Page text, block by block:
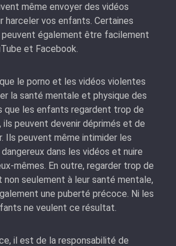
même envoyer des vidéos
harceler vos enfants. Certaines
également être facilement
et Facebook.
le porno et les vidéos violentes
la santé mentale et physique des
que les enfants regardent trop de
ils peuvent devenir déprimés et de
Ils peuvent même intimider les
dans les vidéos et nuire
mêmes. En outre, regarder trop de
non seulement à leur santé mentale,
une puberté précoce. Ni les
ne veulent ce résultat.
il est de la responsabilité de